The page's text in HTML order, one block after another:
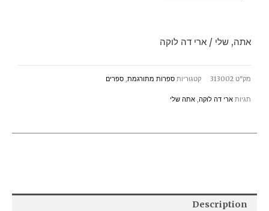
quantity
אתה, שלי / ארי דה לוקה
מק"ט 313002 קטגוריות ספרות מתורגמת, ספרים
תגיות ארי דה לוקה, אתה שלי
Description